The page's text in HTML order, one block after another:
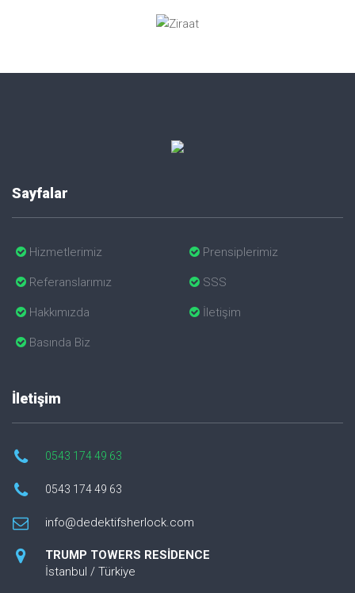
Sayfalar
Hizmetlerimiz
Referanslarımız
Hakkımızda
Basında Biz
Prensiplerimiz
SSS
İletişim
İletişim
0543 174 49 63
0543 174 49 63
info@dedektifsherlock.com
TRUMP TOWERS RESİDENCE
İstanbul / Türkiye